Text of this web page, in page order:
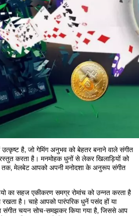
उत्कृष्ट है, जो गेमिंग अनुभव को बेहतर बनाने वाले संगीत
करता है। मनमोहक धुनों से लेकर खिलाड़ियों को
तक, मेलबेट आपको अपनी मनोदशा के अनुरूप संगीत
का सहज एकीकरण समग्र रोमांच को उन्नत करता है
है। चाहे आपको पारंपरिक धुनें पसंद हों या
संगीत चयन सोच-समझकर किया गया है, जिससे आप